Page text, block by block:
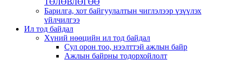
ТӨЛӨВЛӨГӨӨ
Барилга, хот байгуулалтын чиглэлээр үзүүлэх
үйлчилгээ
Ил тод байдал
Хүний нөөцийн ил тод байдал
Сул орон тоо, нээлттэй ажлын байр
Ажлын байрны тодорхойлолт